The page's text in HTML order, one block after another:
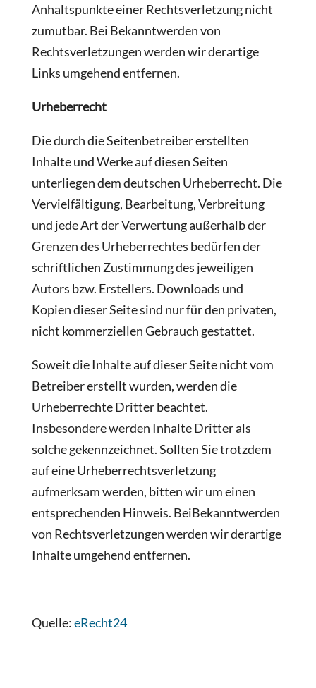
Anhaltspunkte einer Rechtsverletzung nicht
zumutbar. Bei Bekanntwerden von
Rechtsverletzungen werden wir derartige
Links umgehend entfernen.
Urheberrecht
Die durch die Seitenbetreiber erstellten
Inhalte und Werke auf diesen Seiten
unterliegen dem deutschen Urheberrecht. Die
Vervielfältigung, Bearbeitung, Verbreitung
und jede Art der Verwertung außerhalb der
Grenzen des Urheberrechtes bedürfen der
schriftlichen Zustimmung des jeweiligen
Autors bzw. Erstellers. Downloads und
Kopien dieser Seite sind nur für den privaten,
nicht kommerziellen Gebrauch gestattet.
Soweit die Inhalte auf dieser Seite nicht vom
Betreiber erstellt wurden, werden die
Urheberrechte Dritter beachtet.
Insbesondere werden Inhalte Dritter als
solche gekennzeichnet. Sollten Sie trotzdem
auf eine Urheberrechtsverletzung
aufmerksam werden, bitten wir um einen
entsprechenden Hinweis. BeiBekanntwerden
von Rechtsverletzungen werden wir derartige
Inhalte umgehend entfernen.
Quelle:eRecht24